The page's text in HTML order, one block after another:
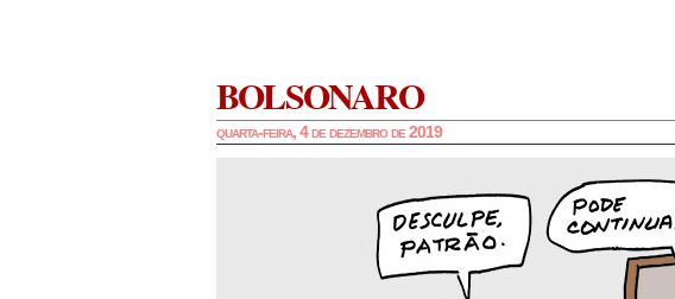
BOLSONARO
quarta-feira, 4 de dezembro de 2019